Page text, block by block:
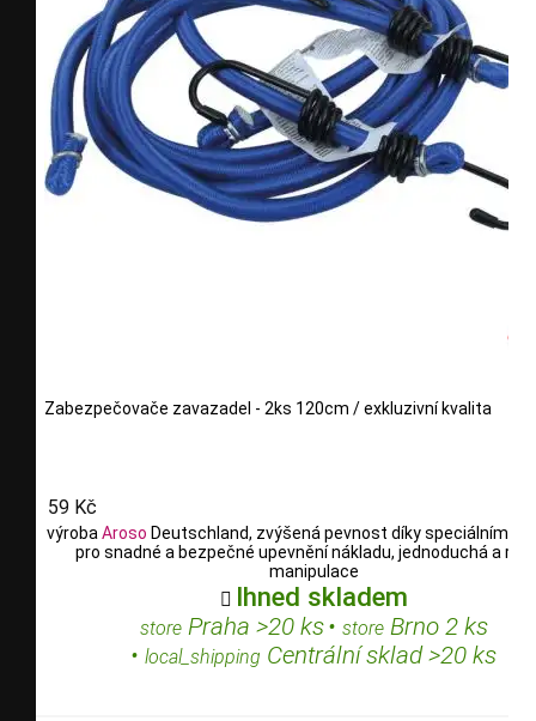
Zabezpečovače zavazadel - 2ks 120cm / exkluzivní kvalita
59 Kč
výrobaAroso Deutschland, zvýšená pevnost díky speciálním
pro snadné a bezpečné upevnění nákladu, jednoduchá a
manipulace
 Ihned skladem
storePraha >20 ks• storeBrno 2 ks
• local_shipping Centrální sklad >20 ks